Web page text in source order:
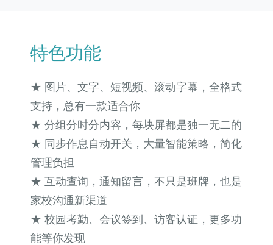
特色功能
★ 图片、文字、短视频、滚动字幕，全格式
支持，总有一款适合你
★ 分组分时分内容，每块屏都是独一无二的
★ 同步作息自动开关，大量智能策略，简化
管理负担
★ 互动查询，通知留言，不只是班牌，也是
家校沟通新渠道
★ 校园考勤、会议签到、访客认证，更多功
能等你发现